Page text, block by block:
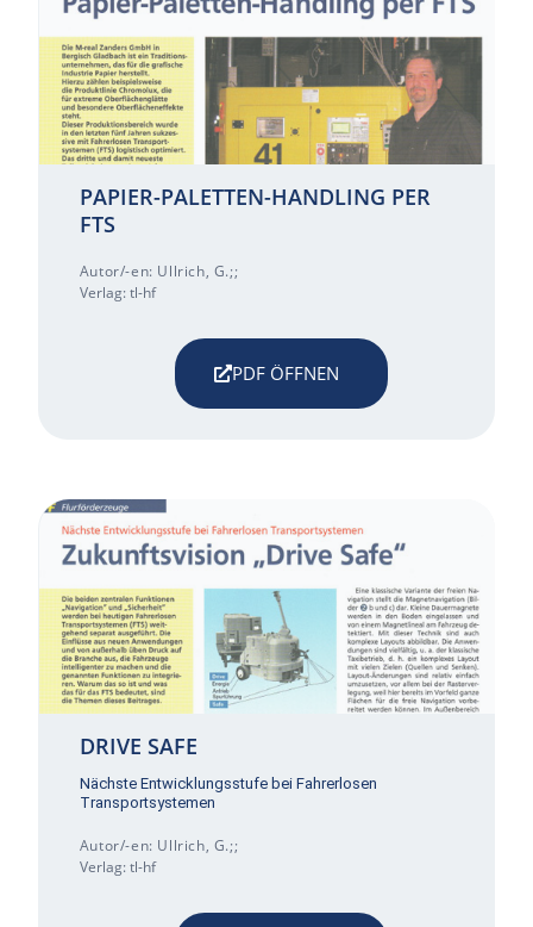
PAPIER-PALETTEN-HANDLING PER
FTS
Autor/-en: Ullrich, G.;;
Verlag: tl-hf
PDF ÖFFNEN
DRIVE SAFE
Nächste Entwicklungsstufe bei Fahrerlosen
Transportsystemen
Autor/-en: Ullrich, G.;;
Verlag: tl-hf